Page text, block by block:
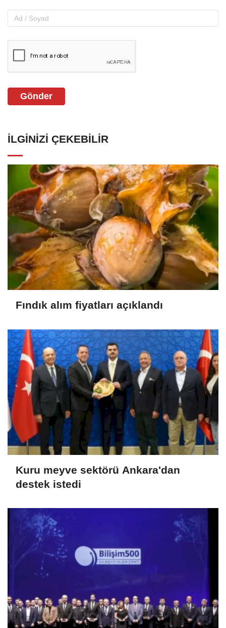
Gönder
İLGINIZI ÇEKEBILIR
Fındık alım fiyatları açıklandı
Kuru meyve sektörü Ankara'dan
destek istedi